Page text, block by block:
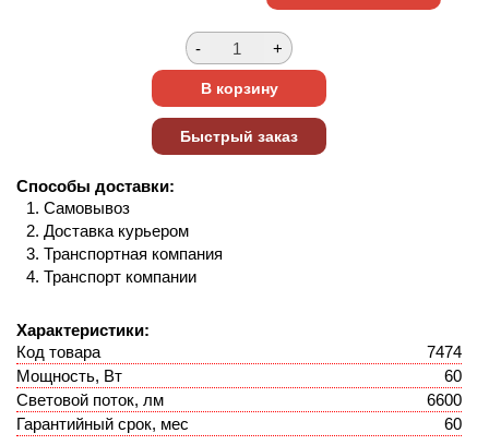
Способы доставки:
Самовывоз
Доставка курьером
Транспортная компания
Транспорт компании
Характеристики:
Код товара
7474
Мощность, Вт
60
Световой поток, лм
6600
Гарантийный срок, мес
60